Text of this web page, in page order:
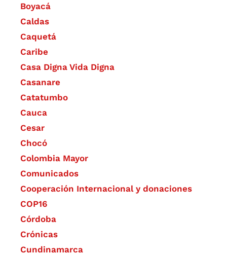
Boyacá
Caldas
Caquetá
Caribe
Casa Digna Vida Digna
Casanare
Catatumbo
Cauca
Cesar
Chocó
Colombia Mayor
Comunicados
Cooperación Internacional y donaciones
COP16
Córdoba
Crónicas
Cundinamarca